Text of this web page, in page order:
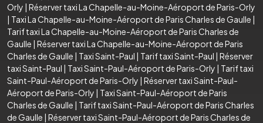
Orly | Réserver taxi La Chapelle-au-Moine-Aéroport de Paris-Orly
| Taxi La Chapelle-au-Moine-Aéroport de Paris Charles de Gaulle |
Tarif taxi La Chapelle-au-Moine-Aéroport de Paris Charles de
Gaulle | Réserver taxi La Chapelle-au-Moine-Aéroport de Paris
Charles de Gaulle | Taxi Saint-Paul | Tarif taxi Saint-Paul | Réserver
taxi Saint-Paul | Taxi Saint-Paul-Aéroport de Paris-Orly | Tarif taxi
Saint-Paul-Aéroport de Paris-Orly | Réserver taxi Saint-Paul-
Aéroport de Paris-Orly | Taxi Saint-Paul-Aéroport de Paris
Charles de Gaulle | Tarif taxi Saint-Paul-Aéroport de Paris Charles
de Gaulle | Réserver taxi Saint-Paul-Aéroport de Paris Charles de